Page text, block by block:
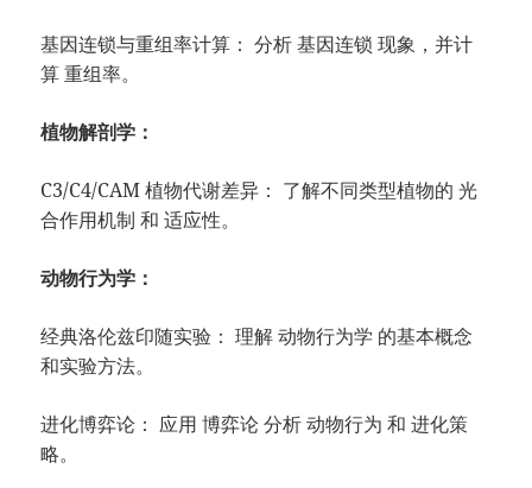
基因连锁与重组率计算： 分析 基因连锁 现象，并计
算 重组率。
植物解剖学：
C3/C4/CAM 植物代谢差异： 了解不同类型植物的 光
合作用机制 和 适应性。
动物行为学：
经典洛伦兹印随实验： 理解 动物行为学 的基本概念
和实验方法。
进化博弈论： 应用 博弈论 分析 动物行为 和 进化策
略。